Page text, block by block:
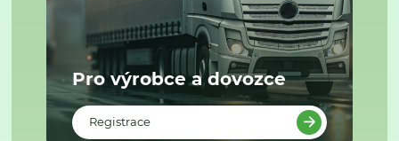
Pro výrobce a dovozce
Registrace